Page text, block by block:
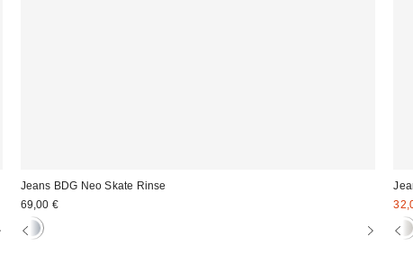
Jeans BDG Neo Skate Rinse
69,00 €